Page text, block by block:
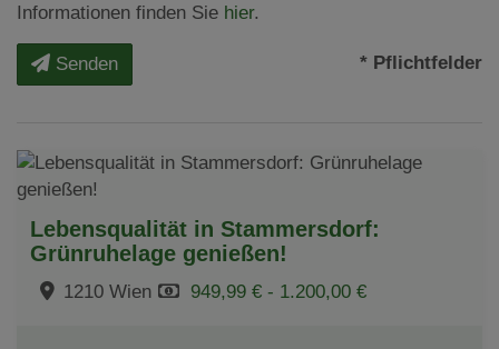
Informationen finden Sie hier.
Senden * Pflichtfelder
Lebensqualität in Stammersdorf:
Grünruhelage genießen!
1210 Wien 949,99 € - 1.200,00 €